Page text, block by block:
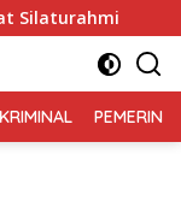
Polres